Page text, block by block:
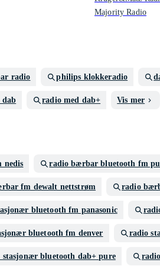
Majority Radio
radio philips klokkeradio
radio med dab+ Vis mer
nedis radio bærbar bluetooth fm
fm dewalt nettstrøm radio
bluetooth fm panasonic
bluetooth fm denver radio
stasjonær bluetooth dab+ pure